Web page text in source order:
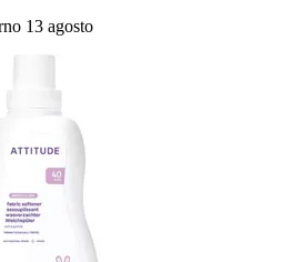
13 agosto